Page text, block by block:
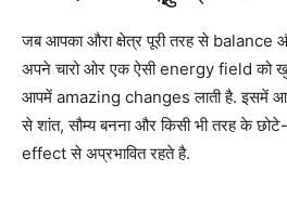
जब आपका औरा क्षेत्र पूरी तरह से balance
अपने चारो ओर एक ऐसी energy field को
आपमें amazing changes लाती है. इसमें
से शांत, सौम्य बनना और किसी भी तरह के
effect से अप्रभावित रहते है.